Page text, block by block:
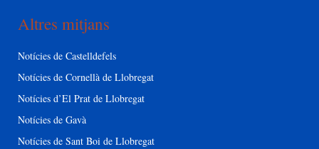
Altres mitjans
Notícies de Castelldefels
Notícies de Cornellà de Llobregat
Notícies d’El Prat de Llobregat
Notícies de Gavà
Notícies de Sant Boi de Llobregat